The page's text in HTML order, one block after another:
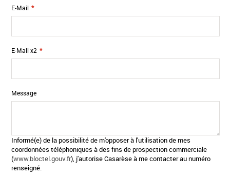
E-Mail *
E-Mail x2 *
Message
Informé(e) de la possibilité de m'opposer à l'utilisation de mes
coordonnées téléphoniques à des fins de prospection commerciale
(www.bloctel.gouv.fr), j'autorise Casarèse à me contacter au numéro
renseigné.